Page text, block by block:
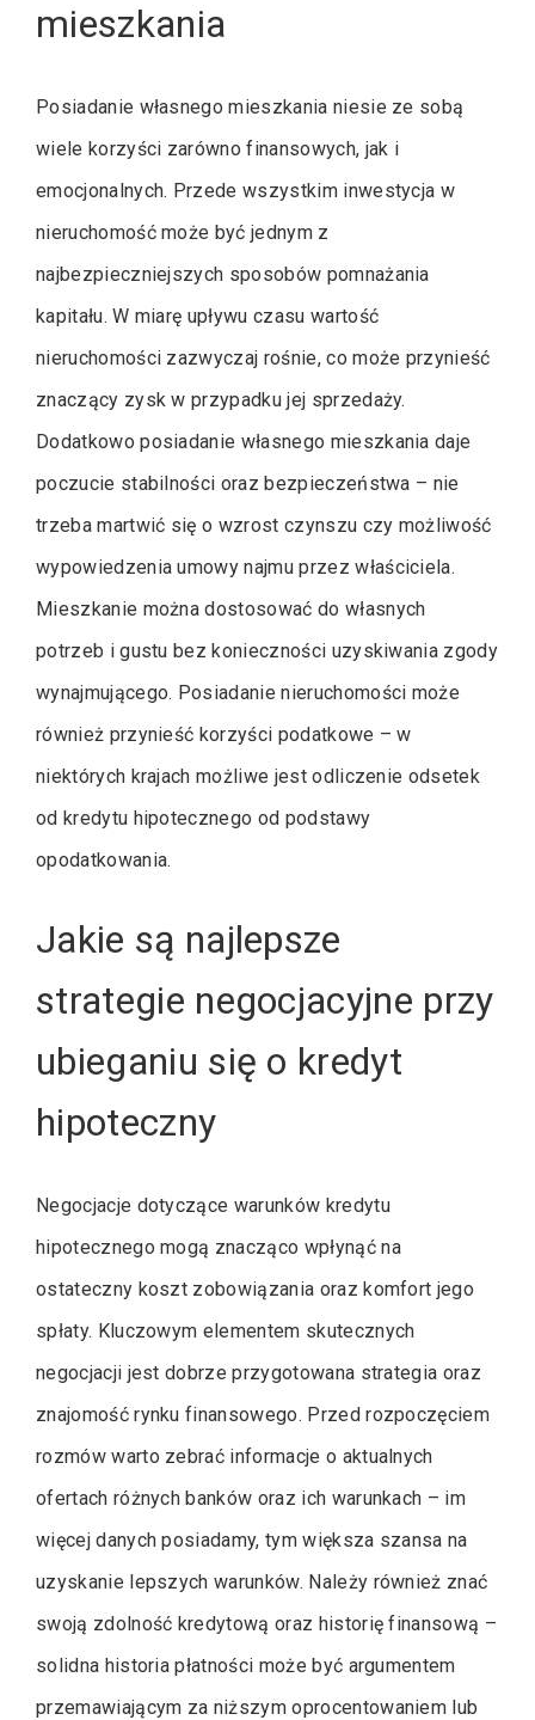
mieszkania
Posiadanie własnego mieszkania niesie ze sobą
wiele korzyści zarówno finansowych, jak i
emocjonalnych. Przede wszystkim inwestycja w
nieruchomość może być jednym z
najbezpieczniejszych sposobów pomnażania
kapitału. W miarę upływu czasu wartość
nieruchomości zazwyczaj rośnie, co może przynieść
znaczący zysk w przypadku jej sprzedaży.
Dodatkowo posiadanie własnego mieszkania daje
poczucie stabilności oraz bezpieczeństwa – nie
trzeba martwić się o wzrost czynszu czy możliwość
wypowiedzenia umowy najmu przez właściciela.
Mieszkanie można dostosować do własnych
potrzeb i gustu bez konieczności uzyskiwania zgody
wynajmującego. Posiadanie nieruchomości może
również przynieść korzyści podatkowe – w
niektórych krajach możliwe jest odliczenie odsetek
od kredytu hipotecznego od podstawy
opodatkowania.
Jakie są najlepsze
strategie negocjacyjne przy
ubieganiu się o kredyt
hipoteczny
Negocjacje dotyczące warunków kredytu
hipotecznego mogą znacząco wpłynąć na
ostateczny koszt zobowiązania oraz komfort jego
spłaty. Kluczowym elementem skutecznych
negocjacji jest dobrze przygotowana strategia oraz
znajomość rynku finansowego. Przed rozpoczęciem
rozmów warto zebrać informacje o aktualnych
ofertach różnych banków oraz ich warunkach – im
więcej danych posiadamy, tym większa szansa na
uzyskanie lepszych warunków. Należy również znać
swoją zdolność kredytową oraz historię finansową –
solidna historia płatności może być argumentem
przemawiającym za niższym oprocentowaniem lub